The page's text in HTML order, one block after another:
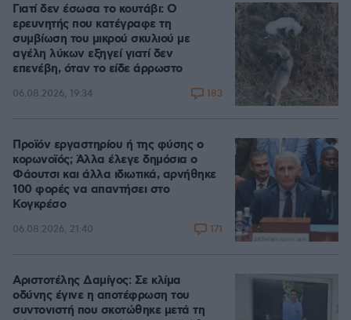
Γιατί δεν έσωσα το κουτάβι: Ο
ερευνητής που κατέγραφε τη
συμβίωση του μικρού σκυλιού με
αγέλη λύκων εξηγεί γιατί δεν
επενέβη, όταν το είδε άρρωστο
06.08.2026, 19:34 183
Προϊόν εργαστηρίου ή της φύσης ο
κορωνοϊός; Άλλα έλεγε δημόσια ο
Φάουτσι και άλλα ιδιωτικά, αρνήθηκε
100 φορές να απαντήσει στο
Κογκρέσο
06.08.2026, 21:40 171
Αριστοτέλης Δαμίγος: Σε κλίμα
οδύνης έγινε η αποτέφρωση του
συντονιστή που σκοτώθηκε μετά τη